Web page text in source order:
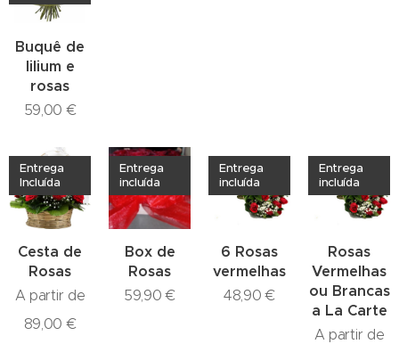
Buquê de
lilium e
rosas
59,00 €
Cesta de
Rosas
Entrega
Incluída
A partir de
89,00 €
Box de
Rosas
Entrega
incluída
59,90 €
6 Rosas
vermelhas
Entrega
incluída
48,90 €
Rosas
Vermelhas
ou Brancas
a La Carte
Entrega
incluída
A partir de